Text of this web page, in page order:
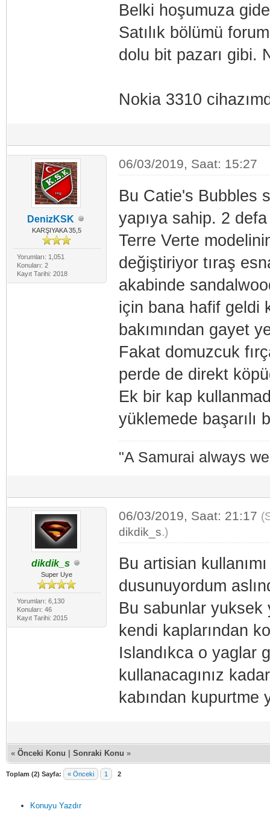
Belki hoşumuza
Satılık bölümü
dolu bit pazarı gibi.
Nokia 3310
DenizKSK
KARŞIYAKA 35,5
Yorumları: 1,051
Konuları: 2
Kayıt Tarihi: 2018
06/03/2019, Saat: 15:27
Bu Catie's Bubbles
yapıya sahip. 2
Terre Verte
değiştiriyor tıraş
akabinde
için bana hafif geldi
bakımından gayet
Fakat domuzcuk
perde de direkt
Ek bir kap
yüklemede başarılı
"A Samurai always
dikdik_s
Super Uye
Yorumları: 6,130
Konuları: 46
Kayıt Tarihi: 2015
06/03/2019, Saat: 21:17
dikdik_s.)
Bu artisian
dusunuyordum
Bu sabunlar yuksek
kendi kaplarından
Islandıkca o yaglar
kullanacagınız
kabından kupurtme
« Önceki Konu Sonraki Konu »
Toplam (2) Sayfa: « Önceki 1 2
Konuyu Yazdır